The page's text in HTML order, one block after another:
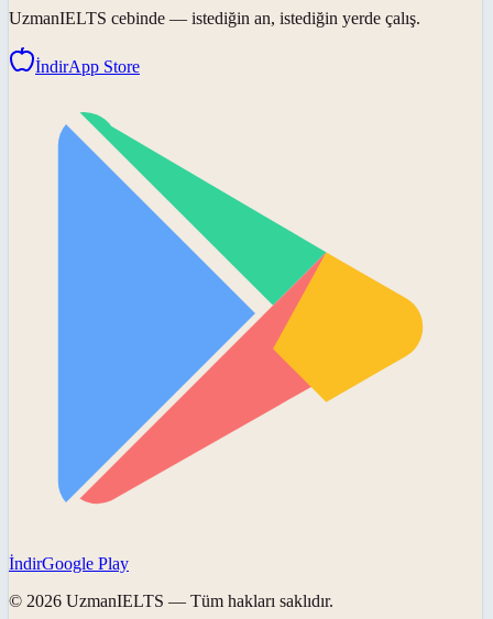
UzmanIELTS cebinde — istediğin an, istediğin yerde çalış.
İndirApp Store
İndirGoogle Play
© 2026 UzmanIELTS — Tüm hakları saklıdır.